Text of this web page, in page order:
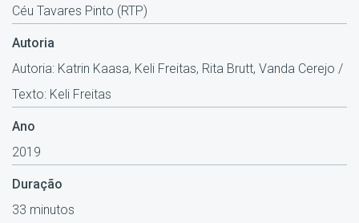
Céu Tavares Pinto (RTP)
Autoria
Autoria: Katrin Kaasa, Keli Freitas, Rita Brutt, Vanda Cerejo /
Texto: Keli Freitas
Ano
2019
Duração
33 minutos